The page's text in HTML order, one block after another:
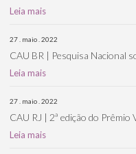
Leia mais
27 . maio . 2022
CAU BR | Pesquisa Nacional
Leia mais
27 . maio . 2022
CAU RJ | 2ª edição do
Leia mais